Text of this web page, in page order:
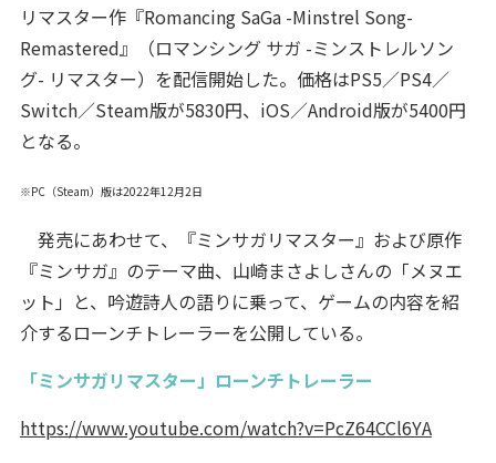
リマスター作『Romancing SaGa -Minstrel Song-
Remastered』（ロマンシング サガ -ミンストレルソン
グ- リマスター）を配信開始した。価格はPS5／PS4／
Switch／Steam版が5830円、iOS／Android版が5400円
となる。
※PC（Steam）版は2022年12月2日
発売にあわせて、『ミンサガリマスター』および原作
『ミンサガ』のテーマ曲、山崎まさよしさんの「メヌエ
ット」と、吟遊詩人の語りに乗って、ゲームの内容を紹
介するローンチトレーラーを公開している。
「ミンサガリマスター」ローンチトレーラー
https://www.youtube.com/watch?v=PcZ64CCl6YA